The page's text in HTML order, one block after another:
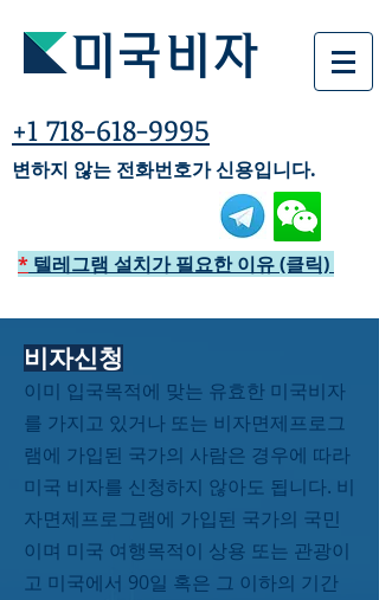
미국비자
+1 718-618-9995
변하지 않는 전화번호가 신용입니다.
* 텔레그램 설치가 필요한 이유 (클릭)
비자신청
이미 입국목적에 맞는 유효한 미국비자
를 가지고 있거나 또는 비자면제프로그
램에 가입된 국가의 사람은 경우에 따라
미국 비자를 신청하지 않아도 됩니다. 비
자면제프로그램에 가입된 국가의 국민
이며 미국 여행목적이 상용 또는 관광이
고 미국에서 90일 혹은 그 이하의 기간